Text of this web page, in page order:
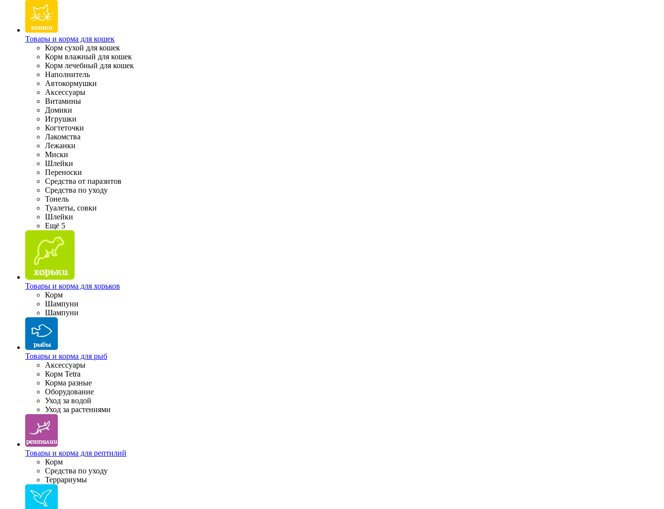
Товары и корма для кошек
Корм сухой для кошек
Корм влажный для кошек
Корм лечебный для кошек
Наполнитель
Автокормушки
Аксессуары
Витамины
Домики
Игрушки
Когтеточки
Лакомства
Лежанки
Миски
Шлейки
Переноски
Средства от паразитов
Средства по уходу
Тонель
Туалеты, совки
Шлейки
Ещё 5
Товары и корма для хорьков
Корм
Шампуни
Шампуни
Товары и корма для рыб
Аксессуары
Корм Tetra
Корма разные
Оборудование
Уход за водой
Уход за растениями
Товары и корма для рептилий
Корм
Средства по уходу
Террариумы